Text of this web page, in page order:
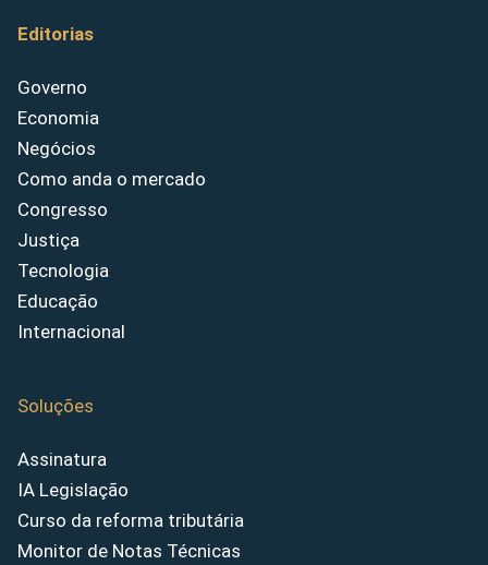
Editorias
Governo
Economia
Negócios
Como anda o mercado
Congresso
Justiça
Tecnologia
Educação
Internacional
Soluções
Assinatura
IA Legislação
Curso da reforma tributária
Monitor de Notas Técnicas